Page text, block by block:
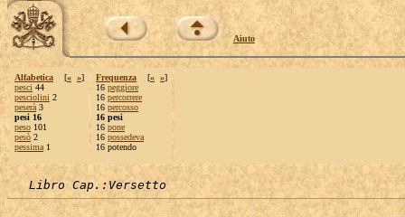
Aiuto
Alfabetica [« »]
pesci 44
pesciolini 2
peserà 3
pesi 16
peso 101
pesò 2
pessima 1
Frequenza [« »]
16 peggiore
16 percorrere
16 percosso
16 pesi
16 pone
16 possedeva
16 potendo
Libro Cap.:Versetto